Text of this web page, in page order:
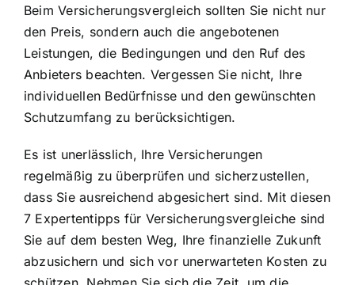
Beim Versicherungsvergleich sollten Sie nicht nur
den Preis, sondern auch die angebotenen
Leistungen, die Bedingungen und den Ruf des
Anbieters beachten. Vergessen Sie nicht, Ihre
individuellen Bedürfnisse und den gewünschten
Schutzumfang zu berücksichtigen.
Es ist unerlässlich, Ihre Versicherungen
regelmäßig zu überprüfen und sicherzustellen,
dass Sie ausreichend abgesichert sind. Mit diesen
7 Expertentipps für Versicherungsvergleiche sind
Sie auf dem besten Weg, Ihre finanzielle Zukunft
abzusichern und sich vor unerwarteten Kosten zu